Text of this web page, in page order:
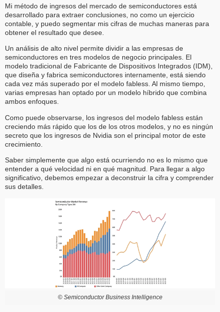
Mi método de ingresos del mercado de semiconductores está
desarrollado para extraer conclusiones, no como un ejercicio
contable, y puedo segmentar mis cifras de muchas maneras para
obtener el resultado que desee.
Un análisis de alto nivel permite dividir a las empresas de
semiconductores en tres modelos de negocio principales. El
modelo tradicional de Fabricante de Dispositivos Integrados (IDM),
que diseña y fabrica semiconductores internamente, está siendo
cada vez más superado por el modelo fabless. Al mismo tiempo,
varias empresas han optado por un modelo híbrido que combina
ambos enfoques.
Como puede observarse, los ingresos del modelo fabless están
creciendo más rápido que los de los otros modelos, y no es ningún
secreto que los ingresos de Nvidia son el principal motor de este
crecimiento.
Saber simplemente que algo está ocurriendo no es lo mismo que
entender a qué velocidad ni en qué magnitud. Para llegar a algo
significativo, debemos empezar a deconstruir la cifra y comprender
sus detalles.
© Semiconductor Business Intelligence